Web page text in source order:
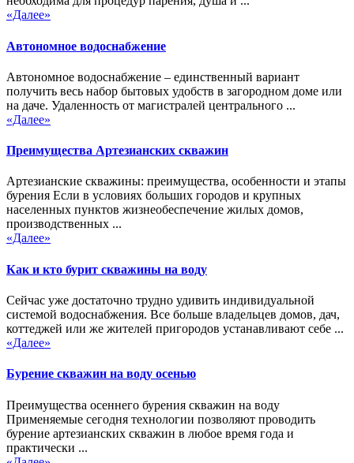
«Далее»
Автономное водоснабжение
Автономное водоснабжение – единственный вариант
получить весь набор бытовых удобств в загородном доме или
на даче. Удаленность от магистралей центрального ...
«Далее»
Преимущества Артезианских скважин
Артезианские скважины: преимущества, особенности и этапы
бурения Если в условиях больших городов и крупных
населенных пунктов жизнеобеспечение жилых домов,
производственных ...
«Далее»
Как и кто бурит скважины на воду
Сейчас уже достаточно трудно удивить индивидуальной
системой водоснабжения. Все больше владельцев домов, дач,
коттеджей или же жителей пригородов устанавливают себе ...
«Далее»
Бурение скважин на воду осенью
Преимущества осеннего бурения скважин на воду
Применяемые сегодня технологии позволяют проводить
бурение артезианских скважин в любое время года и
практически ...